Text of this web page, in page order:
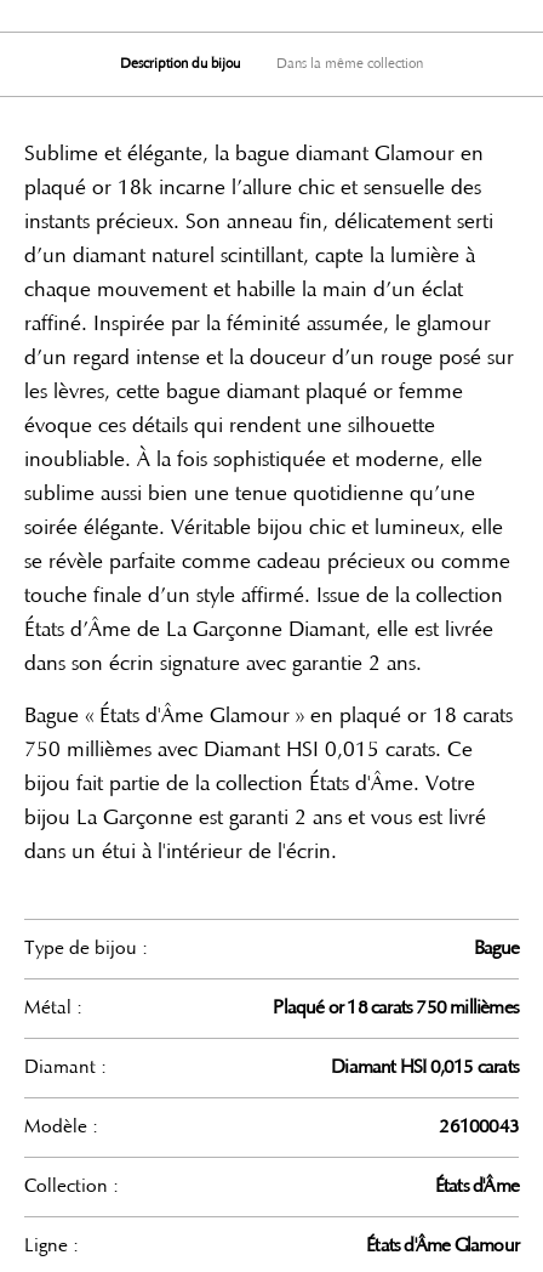
Description du bijou Dans la même collection
Sublime et élégante, la bague diamant Glamour en
plaqué or 18k incarne l’allure chic et sensuelle des
instants précieux. Son anneau fin, délicatement serti
d’un diamant naturel scintillant, capte la lumière à
chaque mouvement et habille la main d’un éclat
raffiné. Inspirée par la féminité assumée, le glamour
d’un regard intense et la douceur d’un rouge posé sur
les lèvres, cette bague diamant plaqué or femme
évoque ces détails qui rendent une silhouette
inoubliable. À la fois sophistiquée et moderne, elle
sublime aussi bien une tenue quotidienne qu’une
soirée élégante. Véritable bijou chic et lumineux, elle
se révèle parfaite comme cadeau précieux ou comme
touche finale d’un style affirmé. Issue de la collection
États d’Âme de La Garçonne Diamant, elle est livrée
dans son écrin signature avec garantie 2 ans.
Bague « États d'Âme Glamour » en plaqué or 18 carats
750 millièmes avec Diamant HSI 0,015 carats. Ce
bijou fait partie de la collection États d'Âme. Votre
bijou La Garçonne est garanti 2 ans et vous est livré
dans un étui à l'intérieur de l'écrin.
Type de bijou : Bague
Métal : Plaqué or 18 carats 750 millièmes
Diamant : Diamant HSI 0,015 carats
Modèle : 26100043
Collection : États d'Âme
Ligne : États d'Âme Glamour